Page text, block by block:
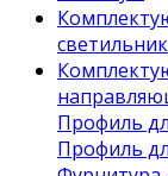
Профиль
Профиль